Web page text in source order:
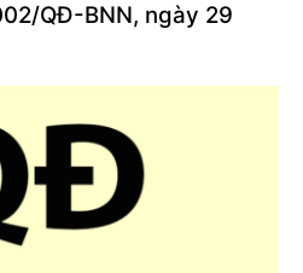
QĐ-BNN, ngày 29